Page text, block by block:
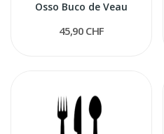
Osso Buco de Veau
45,90 CHF